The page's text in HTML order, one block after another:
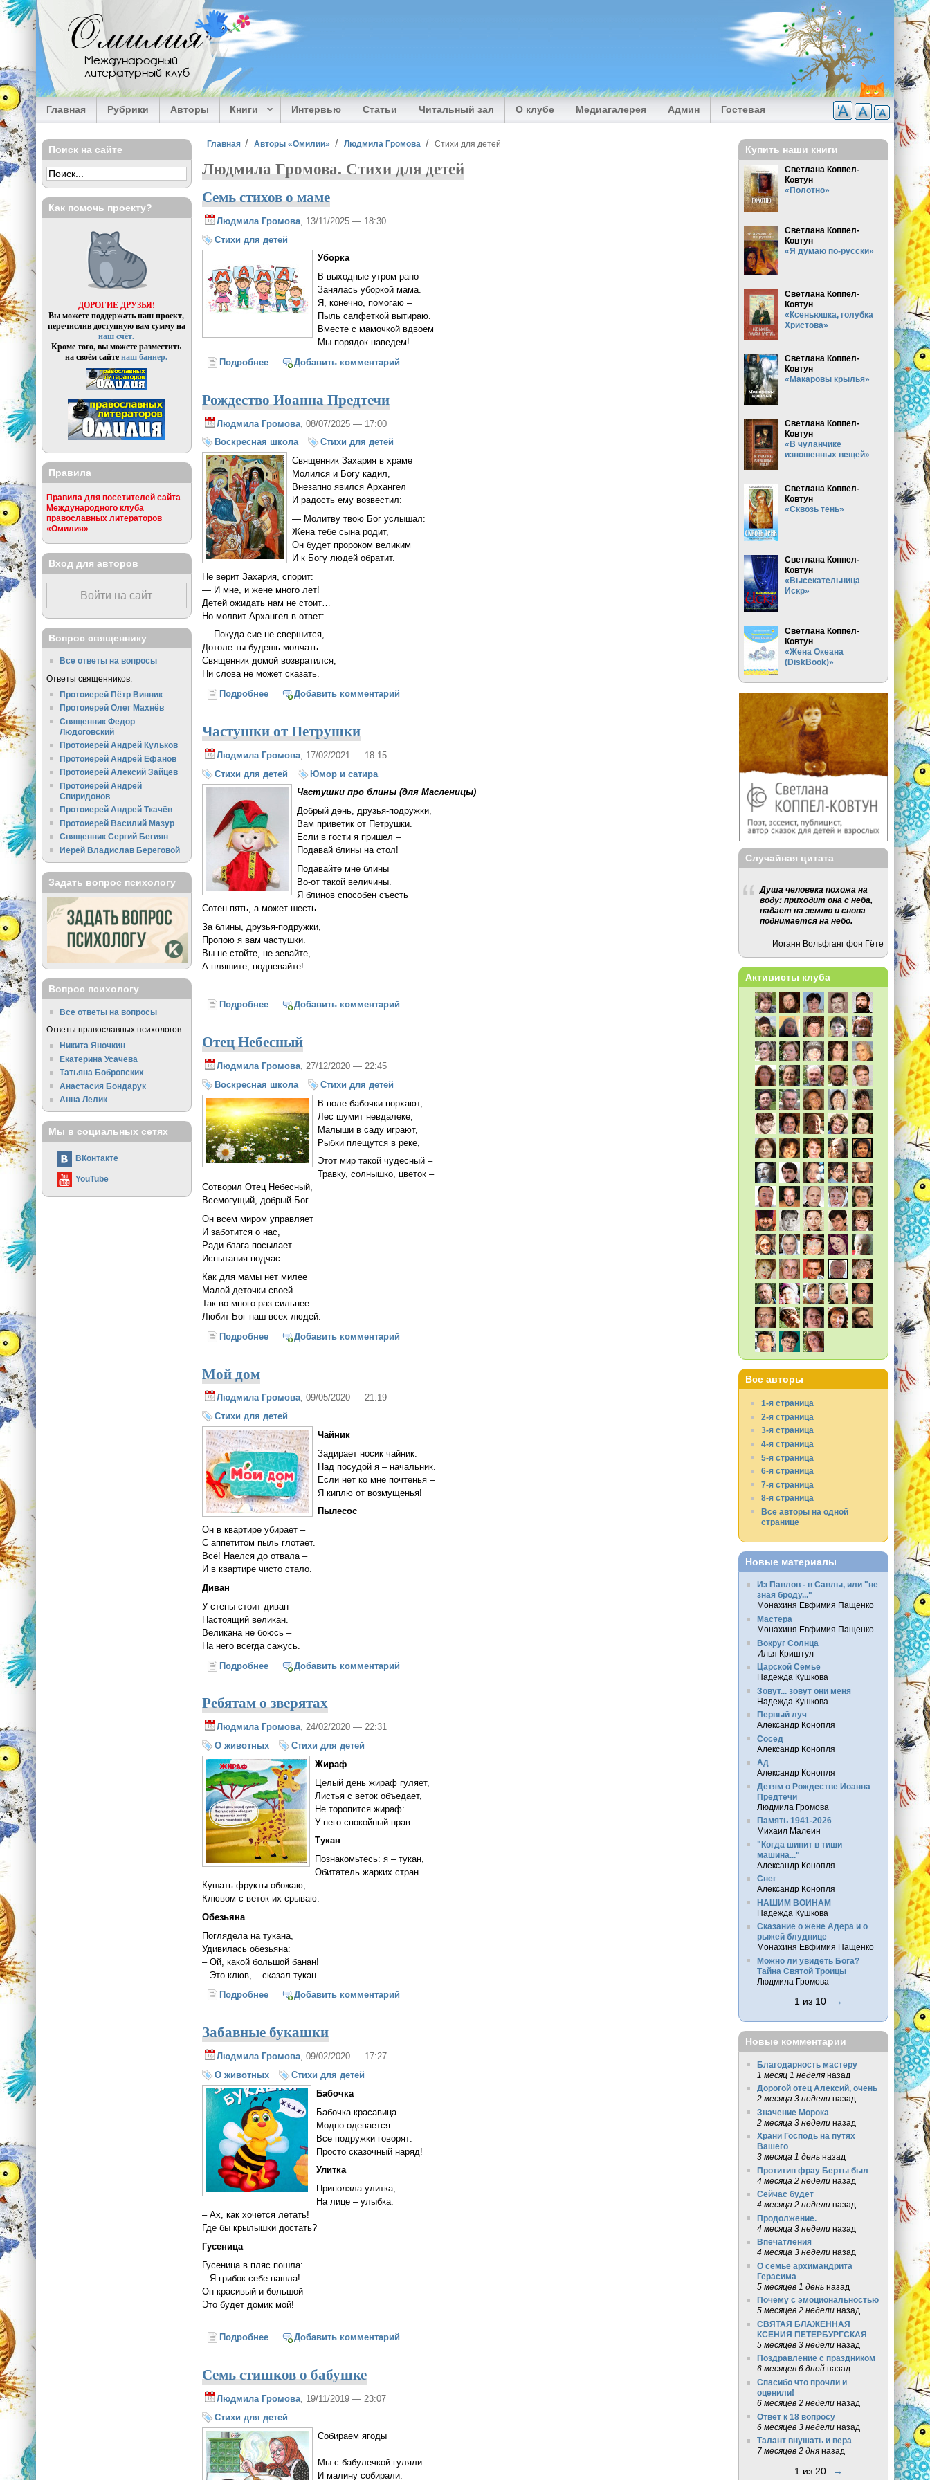
Перейти к основному содержанию
Омилия
Международный
литературный клуб
Главная Рубрики Авторы Книги Интервью Статьи Читальный зал О клубе Медиагалерея Админ Гостевая
Вы здесь
Главная Авторы «Омилии» Людмила Громова Стихи для детей
Людмила Громова. Стихи для детей
Семь стихов о маме
Людмила Громова , 13/11/2025 — 18:30
Стихи для детей
Уборка
В выходные утром рано
Занялась уборкой мама.
Я, конечно, помогаю –
Пыль салфеткой вытираю.
Вместе с мамочкой вдвоем
Мы порядок наведем!
Подробнеео Семь стихов о маме
Добавить комментарий
Рождество Иоанна Предтечи
Людмила Громова , 08/07/2025 — 17:00
Воскресная школа
Стихи для детей
Священник Захария в храме
Молился и Богу кадил,
Внезапно явился Архангел
И радость ему возвестил:
— Молитву твою Бог услышал:
Жена тебе сына родит,
Он будет пророком великим
И к Богу людей обратит.
Не верит Захария, спорит:
— И мне, и жене много лет!
Детей ожидать нам не стоит…
Но молвит Архангел в ответ:
— Покуда сие не свершится,
Дотоле ты будешь молчать… —
Священник домой возвратился,
Ни слова не может сказать.
Подробнеео Рождество Иоанна Предтечи
Добавить комментарий
Частушки от Петрушки
Людмила Громова , 17/02/2021 — 18:15
Стихи для детей
Юмор и сатира
Частушки про блины (для Масленицы)
Добрый день, друзья-подружки,
Вам приветик от Петрушки.
Если в гости я пришел –
Подавай блины на стол!
Подавайте мне блины
Во-от такой величины.
Я блинов способен съесть
Сотен пять, а может шесть.
За блины, друзья-подружки,
Пропою я вам частушки.
Вы не стойте, не зевайте,
А пляшите, подпевайте!
Подробнеео Частушки от Петрушки
Добавить комментарий
Отец Небесный
Людмила Громова, 27/12/2020 — 22:45
Воскресная школа
Стихи для детей
В поле бабочки порхают,
Лес шумит невдалеке,
Малыши в саду играют,
Рыбки плещутся в реке,
Этот мир такой чудесный –
Травку, солнышко, цветок –
Сотворил Отец Небесный,
Всемогущий, добрый Бог.
Он всем миром управляет
И заботится о нас,
Ради блага посылает
Испытания подчас.
Как для мамы нет милее
Малой деточки своей.
Так во много раз сильнее –
Любит Бог наш всех людей.
Подробнеео Отец Небесный
Добавить комментарий
Мой дом
Людмила Громова, 09/05/2020 — 21:19
Стихи для детей
Чайник
Задирает носик чайник:
Над посудой я – начальник.
Если нет ко мне почтенья –
Я киплю от возмущенья!
Пылесос
Он в квартире убирает –
С аппетитом пыль глотает.
Всё! Наелся до отвала –
И в квартире чисто стало.
Диван
У стены стоит диван –
Настоящий великан.
Великана не боюсь –
На него всегда сажусь.
Подробнеео Мой домДобавить комментарий
Ребятам о зверятах
Людмила Громова, 24/02/2020 — 22:31
О животных
Стихи для детей
Жираф
Целый день жираф гуляет,
Листья с веток объедает,
Не торопится жираф:
У него спокойный нрав.
Тукан
Познакомьтесь: я – тукан,
Обитатель жарких стран.
Кушать фрукты обожаю,
Клювом с веток их срываю.
Обезьяна
Поглядела на тукана,
Удивилась обезьяна:
– Ой, какой большой банан!
– Это клюв, – сказал тукан.
Подробнеео Ребятам о зверятах
Добавить комментарий
Забавные букашки
Людмила Громова, 09/02/2020 — 17:27
О животных
Стихи для детей
Бабочка
Бабочка-красавица
Модно одевается
Все подружки говорят:
Просто сказочный наряд!
Улитка
Приползла улитка,
На лице – улыбка:
– Ах, как хочется летать!
Где бы крылышки достать?
Гусеница
Гусеница в пляс пошла:
– Я грибок себе нашла!
Он красивый и большой –
Это будет домик мой!
Подробнеео Забавные букашки
Добавить комментарий
Семь стишков о бабушке
Людмила Громова, 19/11/2019 — 23:07
Стихи для детей
Собираем ягоды
Мы с бабулечкой гуляли
И малину собирали.
Поиск на сайте
Как помочь проекту?
ДОРОГИЕ ДРУЗЬЯ!
Вы можете поддержать наш проект,
перечислив доступную вам сумму на
наш счёт.
Кроме того, вы можете разместить
на своём сайтенаш баннер.
Правила
Правила для посетителей сайта
Международного клуба
православных литераторов
«Омилия»
Вход для авторов
Войти на сайт
Вопрос священнику
Все ответы на вопросы
Ответы священников:
Протоиерей Пётр Винник
Протоиерей Олег Махнёв
Священник Федор
Людоговский
Протоиерей Андрей Кульков
Протоиерей Андрей Ефанов
Протоиерей Алексий Зайцев
Протоиерей Андрей
Спиридонов
Протоиерей Андрей Ткачёв
Протоиерей Василий Мазур
Священник Сергий Бегиян
Иерей Владислав Береговой
Задать вопрос психологу
Вопрос психологу
Все ответы на вопросы
Ответы православных психологов:
Никита Яночкин
Екатерина Усачева
Татьяна Бобровских
Анастасия Бондарук
Анна Лелик
Мы в социальных сетях
ВКонтакте
YouTube
Купить наши книги
Светлана Коппел-
Ковтун
«Полотно»
Светлана Коппел-
Ковтун
«Я думаю по-русски»
Светлана Коппел-
Ковтун
«Ксеньюшка, голубка
Христова»
Светлана Коппел-
Ковтун
«Макаровы крылья»
Светлана Коппел-
Ковтун
«В чуланчике
изношенных вещей»
Светлана Коппел-
Ковтун
«Сквозь тень»
Светлана Коппел-
Ковтун
«Высекательница
Искр»
Светлана Коппел-
Ковтун
«Жена Океана
(DiskBook)»
Случайная цитата
Душа человека похожа на
воду: приходит она с неба,
падает на землю и снова
поднимается на небо.
Иоганн Вольфганг фон Гёте
Активисты клуба
Все авторы
1-я страница
2-я страница
3-я страница
4-я страница
5-я страница
6-я страница
7-я страница
8-я страница
Все авторы на одной
странице
Новые материалы
Из Павлов - в Савлы, или "не
зная броду..."
Монахиня Евфимия Пащенко
Мастера
Монахиня Евфимия Пащенко
Вокруг Солнца
Илья Криштул
Царской Семье
Надежда Кушкова
Зовут... зовут они меня
Надежда Кушкова
Первый луч
Александр Конопля
Сосед
Александр Конопля
Ад
Александр Конопля
Детям о Рождестве Иоанна
Предтечи
Людмила Громова
Память 1941-2026
Михаил Малеин
"Когда шипит в тиши
машина..."
Александр Конопля
Снег
Александр Конопля
НАШИМ ВОИНАМ
Надежда Кушкова
Сказание о жене Адера и о
рыжей блуднице
Монахиня Евфимия Пащенко
Можно ли увидеть Бога?
Тайна Святой Троицы
Людмила Громова
1 из 10 →
Новые комментарии
Благодарность мастеру
1 месяц 1 неделяназад
Дорогой отец Алексий, очень
2 месяца 3 неделиназад
Значение Морока
2 месяца 3 неделиназад
Храни Господь на путях
Вашего
3 месяца 1 деньназад
Протитип фрау Берты был
4 месяца 2 неделиназад
Сейчас будет
4 месяца 2 неделиназад
Продолжение.
4 месяца 3 неделиназад
Впечатления
4 месяца 3 неделиназад
О семье архимандрита
Герасима
5 месяцев 1 деньназад
Почему с эмоциональностью
5 месяцев 2 неделиназад
СВЯТАЯ БЛАЖЕННАЯ
КСЕНИЯ ПЕТЕРБУРГСКАЯ
5 месяцев 3 неделиназад
Поздравление с праздником
6 месяцев 6 днейназад
Спасибо что прочли и
оценили!
6 месяцев 2 неделиназад
Ответ к 18 вопросу
6 месяцев 3 неделиназад
Талант внушать и вера
7 месяцев 2 дняназад
1 из 20 →